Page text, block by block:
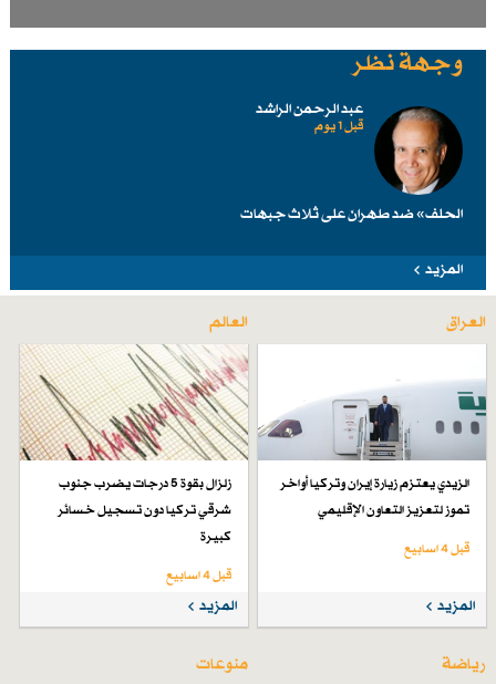
وجهة نظر
عبد الرحمن الراشد
قبل 1 یوم
الحلف» ضد طهرانَ على ثلاث جبهات
المزيد
العراق
الزيدي يعتزم زيارة إيران وتركيا أواخر
تموز لتعزيز التعاون الإقليمي
قبل 4 اسابیع
المزيد
العالم
زلزال بقوة 5 درجات يضرب جنوب
شرقي تركيا دون تسجيل خسائر
كبيرة
قبل 4 اسابیع
المزيد
رياضة منوعات